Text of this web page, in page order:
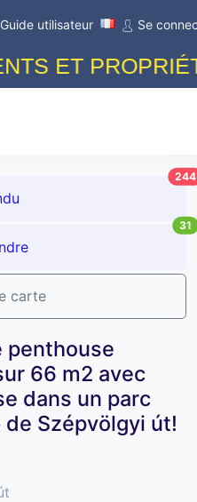
Guide utilisateur Se
ET
244
31
carte
penthouse
66 m2 avec
dans un parc
Szépvölgyi út!